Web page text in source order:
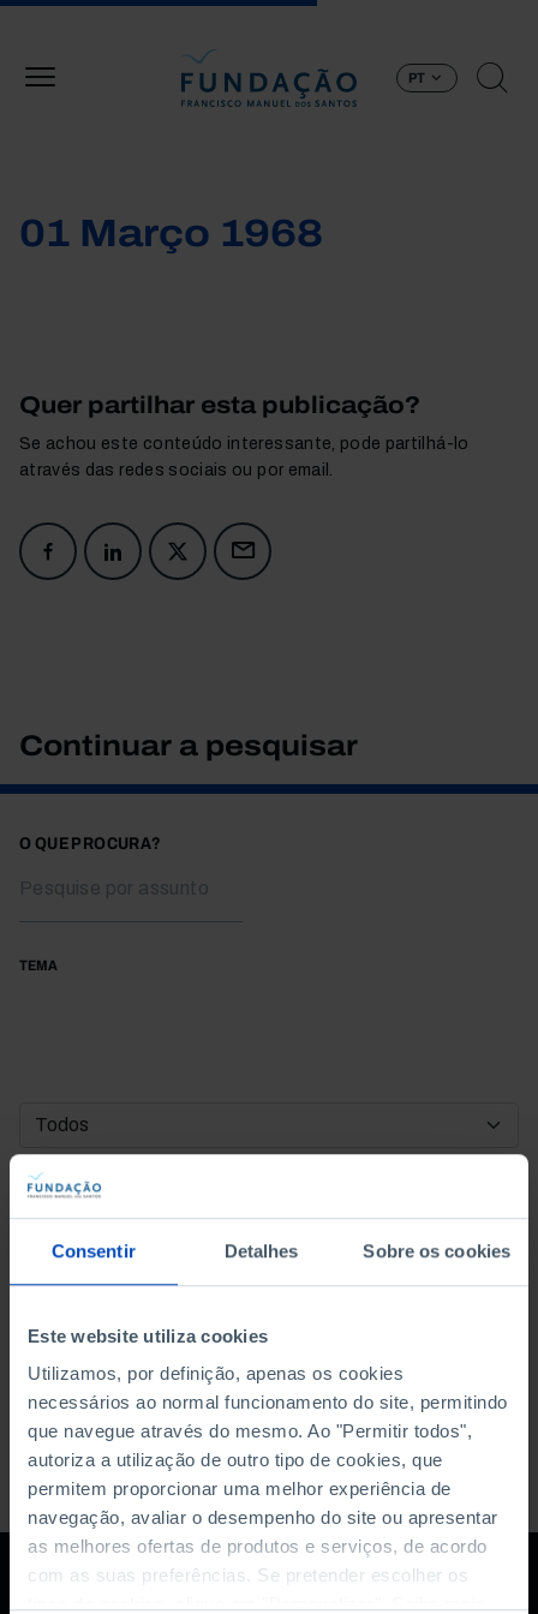
Consentir Detalhes Sobre os cookies
Este website utiliza cookies
Utilizamos, por definição, apenas os cookies
necessários ao normal funcionamento do site, permitindo
que navegue através do mesmo. Ao "Permitir todos",
autoriza a utilização de outro tipo de cookies, que
permitem proporcionar uma melhor experiência de
navegação, avaliar o desempenho do site ou apresentar
as melhores ofertas de produtos e serviços, de acordo
com as suas preferências. Se pretender escolher os
PT
01 Março 1968
Quer partilhar esta publicação?
Se achou este conteúdo interessante, pode partilhá-lo
através das redes sociais ou por email.
Continuar a pesquisar
O QUE PROCURA?
TEMA
DATA DE INÍCIO
DATA DE FIM